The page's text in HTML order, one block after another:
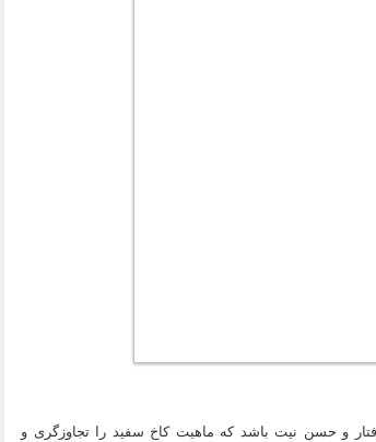
و حسن نیت باشد که ماهیت کاخ سفید را تجاوزگری و